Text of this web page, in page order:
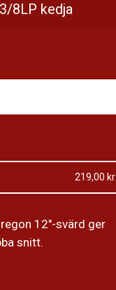
8LP kedja
219,00 kr
12"-svärd ger
snitt.